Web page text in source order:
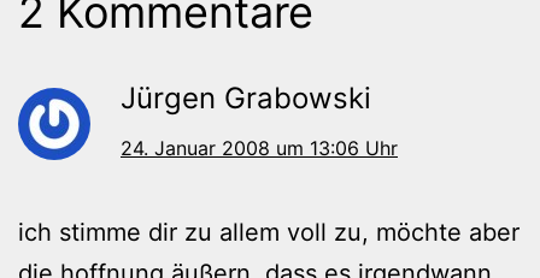
2 Kommentare
Jürgen Grabowski
24. Januar 2008 um 13:06 Uhr
ich stimme dir zu allem voll zu, möchte aber